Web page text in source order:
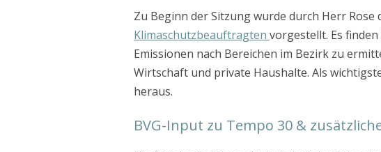
Zu Beginn der Sitzung wurde durch Herr Rose
Klimaschutzbeauftragten vorgestellt. Es
Emissionen nach Bereichen im Bezirk zu
Wirtschaft und private Haushalte. Als
heraus.
BVG-Input zu Tempo 30 &